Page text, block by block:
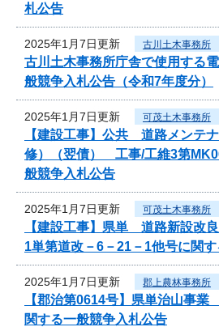
札公告
2025年1月7日更新 古川土木事務所
古川土木事務所庁舎で使用する
般競争入札公告（令和7年度分）
2025年1月7日更新 可茂土木事務所
【建設工事】公共 道路メンテ
修）（翌債） 工事/工維3第
般競争入札公告
2025年1月7日更新 可茂土木事務所
【建設工事】県単 道路新設改
1単第道改－6－21－1他号に関
2025年1月7日更新 郡上農林事務所
【郡治第0614号】県単治山事
関する一般競争入札公告